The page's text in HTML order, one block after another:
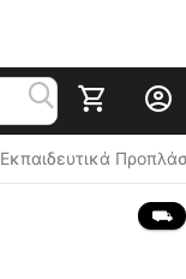
Εκπαιδευτικά
⛟